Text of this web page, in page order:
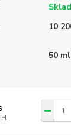
10
50 ml